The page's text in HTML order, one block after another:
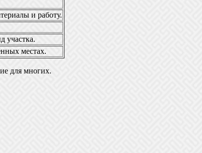
и работу.
участка.
местах.
для многих.